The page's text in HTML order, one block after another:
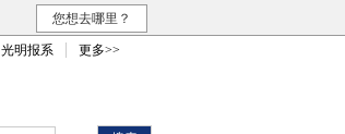
您想去哪里？
光明报系 更多>>